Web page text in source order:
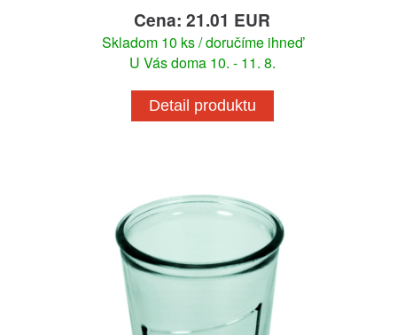
Cena: 21.01 EUR
Skladom 10 ks / doručíme ihneď
U Vás doma 10. - 11. 8.
Detail produktu